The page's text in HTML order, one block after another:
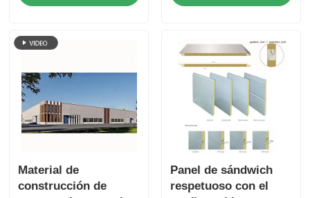
Material de
construcción de
Panel de sándwich
respetuoso con el